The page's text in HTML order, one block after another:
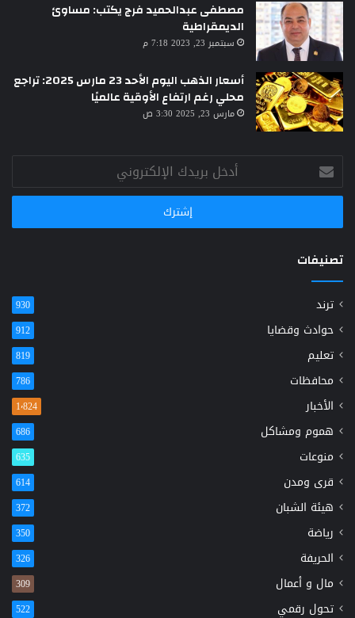
مصطفى عبدالحميد فرج يكتب: مساوئ
الديمقراطية
سبتمبر 23, 2023 7:18 م
أسعار الذهب اليوم الأحد 23 مارس 2025: تراجع
محلي رغم ارتفاع الأوقية عالميًا
مارس 23, 2025 3:30 ص
أدخل
بريدك
الإلكتروني
تصنيفات
ترند 930
حوادث وقضايا 912
تعليم 819
محافظات 786
الأخبار 1٬824
هموم ومشاكل 686
منوعات 635
قرى ومدن 614
هيئة الشبان 372
رياضة 350
الحريفة 326
مال و أعمال 309
تحول رقمي 522